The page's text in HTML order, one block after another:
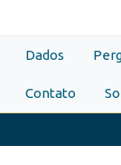
Dados
Contato